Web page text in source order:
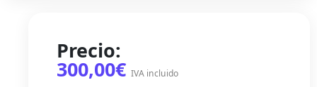
Precio:
300,00€ IVA incluido